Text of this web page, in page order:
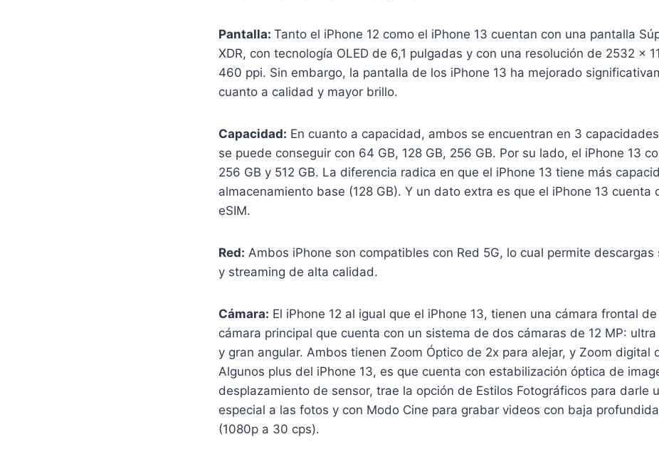
Pantalla: Tanto el iPhone 12 como el iPhone 13 cuentan con una pantalla
XDR, con tecnología OLED de 6,1 pulgadas y con una resolución de 2532 x
460 ppi. Sin embargo, la pantalla de los iPhone 13 ha mejorado
cuanto a calidad y mayor brillo.
Capacidad: En cuanto a capacidad, ambos se encuentran en 3
se puede conseguir con 64 GB, 128 GB, 256 GB. Por su lado, el iPhone 13
256 GB y 512 GB. La diferencia radica en que el iPhone 13 tiene más
almacenamiento base (128 GB). Y un dato extra es que el iPhone 13 cuenta
eSIM.
Red: Ambos iPhone son compatibles con Red 5G, lo cual permite descargas
y streaming de alta calidad.
Cámara: El iPhone 12 al igual que el iPhone 13, tienen una cámara frontal de
cámara principal que cuenta con un sistema de dos cámaras de 12 MP:
y gran angular. Ambos tienen Zoom Óptico de 2x para alejar, y Zoom digital
Algunos plus del iPhone 13, es que cuenta con estabilización óptica de
desplazamiento de sensor, trae la opción de Estilos Fotográficos para darle
especial a las fotos y con Modo Cine para grabar videos con baja
(1080p a 30 cps).